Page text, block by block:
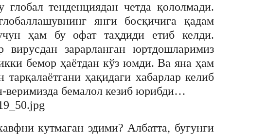
глобал тенденциядан четда қололмади.
янги босқичига қадам
ҳам бу офат таҳдиди етиб келди.
вирусдан зарарланган юртдошларимиз
бемор ҳаётдан кўз юмди. Ва яна ҳам
тарқалаётгани ҳақидаги хабарлар келиб
веримизда бемалол кезиб юрибди…
кутмаган эдими? Албатта, бугунги